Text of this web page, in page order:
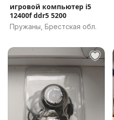
игровой компьютер i5
12400f ddr5 5200
Пружаны, Брестская обл.